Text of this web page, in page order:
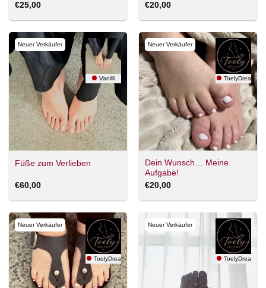
€25,00
€20,00
Neuer Verkäufer
Vanilli
Füße zum Verlieben
€60,00
Neuer Verkäufer
ToelyDreams
Dein Wunsch… Meine
Aufgabe!
€20,00
Neuer Verkäufer
ToelyDreams
Neuer Verkäufer
ToelyDreams